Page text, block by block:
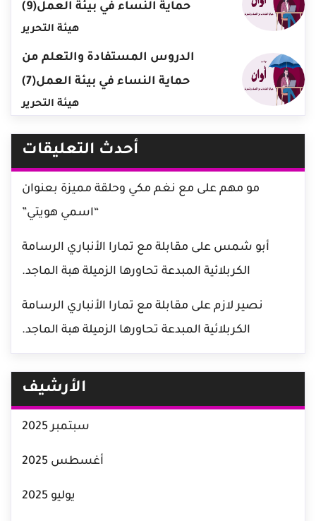
حماية النساء في بيئة العمل(9)
هيئة التحرير
الدروس المستفادة والتعلم من
حماية النساء في بيئة العمل(7)
هيئة التحرير
أحدث التعليقات
مو مهم على مع نغم مكي وحلقة مميزة بعنوان
“اسمي هويتي”
أبو شمس على مقابلة مع تمارا الأنباري الرسامة
الكربلائية المبدعة تحاورها الزميلة هبة الماجد.
نصير لازم على مقابلة مع تمارا الأنباري الرسامة
الكربلائية المبدعة تحاورها الزميلة هبة الماجد.
الأرشيف
سبتمبر 2025
أغسطس 2025
يوليو 2025